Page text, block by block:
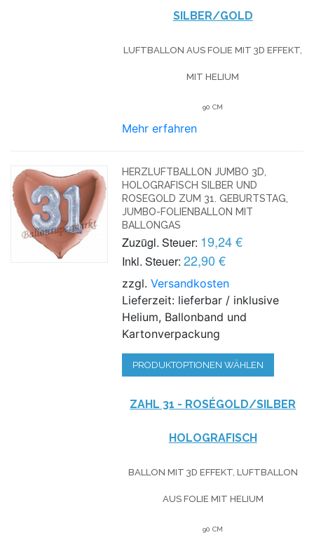
SILBER/GOLD
LUFTBALLON AUS FOLIE MIT 3D EFFEKT,
MIT HELIUM
90 CM
Mehr erfahren
HERZLUFTBALLON JUMBO 3D,
HOLOGRAFISCH SILBER UND
ROSEGOLD ZUM 31. GEBURTSTAG,
JUMBO-FOLIENBALLON MIT
BALLONGAS
Zuzügl. Steuer: 19,24 €
Inkl. Steuer: 22,90 €
zzgl.Versandkosten
Lieferzeit: lieferbar / inklusive
Helium, Ballonband und
Kartonverpackung
PRODUKTOPTIONEN WÄHLEN
ZAHL 31 - ROSÉGOLD/SILBER
HOLOGRAFISCH
BALLON MIT 3D EFFEKT, LUFTBALLON
AUS FOLIE MIT HELIUM
90 CM